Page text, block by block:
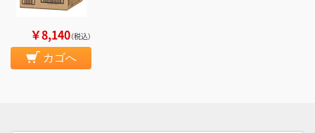
￥8,140（税込）
カゴへ